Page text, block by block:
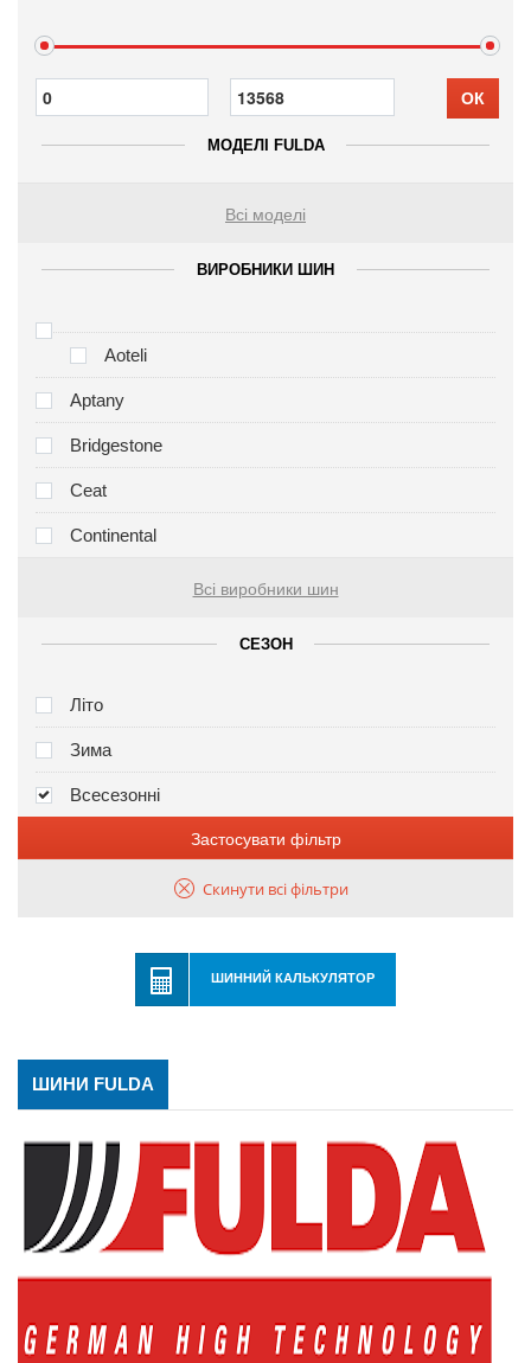
ОК
МОДЕЛІ FULDA
Всі моделі
ВИРОБНИКИ ШИН
Aoteli
Aptany
Bridgestone
Ceat
Continental
Всі виробники шин
СЕЗОН
Літо
Зима
Всесезонні
Застосувати фільтр
Скинути всі фільтри
ШИННИЙ КАЛЬКУЛЯТОР
ШИНИ FULDA